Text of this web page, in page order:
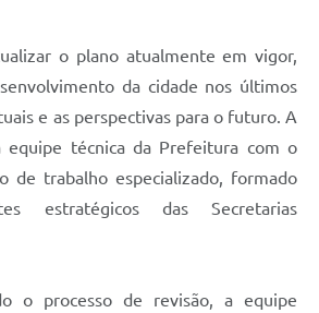
o plano atualmente em vigor,
da cidade nos últimos
e as perspectivas para o futuro. A
equipe técnica da Prefeitura com o
de trabalho especializado, formado
estratégicos das Secretarias
o processo de revisão, a equipe